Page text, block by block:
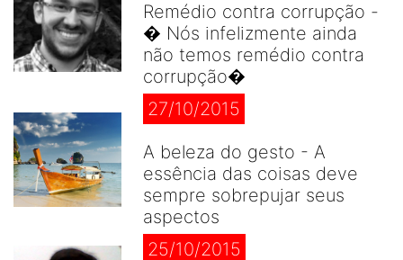
Remédio contra corrupção -
� Nós infelizmente ainda
não temos remédio contra
corrupção�
27/10/2015
A beleza do gesto - A
essência das coisas deve
sempre sobrepujar seus
aspectos
25/10/2015